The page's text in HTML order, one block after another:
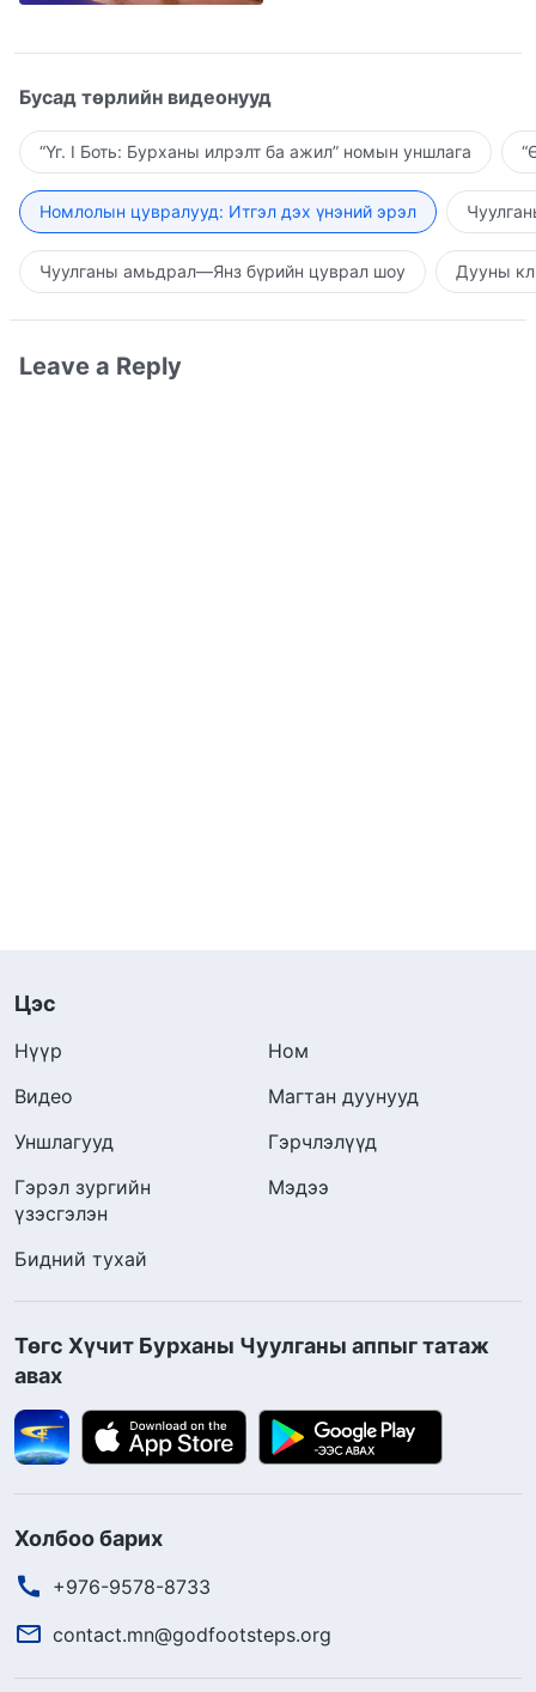
Бусад төрлийн видеонууд
“Үг. I Боть: Бурханы илрэлт ба ажил” номын уншлага
Номлолын цувралууд: Итгэл дэх үнэний эрэл
Чуулганы амьдрал—Янз бүрийн цуврал шоу Дууны
Leave a Reply
Цэс
Нүүр
Ном
Видео
Магтан дуунууд
Уншлагууд
Гэрчлэлүүд
Гэрэл зургийн
үзэсгэлэн
Мэдээ
Бидний тухай
Төгс Хүчит Бурханы Чуулганы аппыг татаж
авах
Холбоо барих
+976-9578-8733
contact.mn@godfootsteps.org